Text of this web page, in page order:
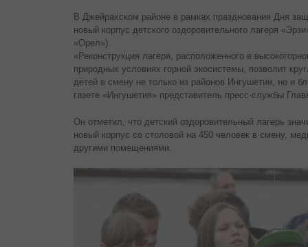
В Джейрахском районе в рамках празднования Дня
новый корпус детского оздоровительного лагеря
«Орел»).
«Реконструкция лагеря, расположенного в
природных условиях горной экосистемы, позволит
детей в смену не только из районов Ингушетии, но и
газете «Ингушетия» представитель пресс-службы
Он отметил, что детский оздоровительный лагерь
новый корпус со столовой на 450 человек в смену,
другими помещениями.